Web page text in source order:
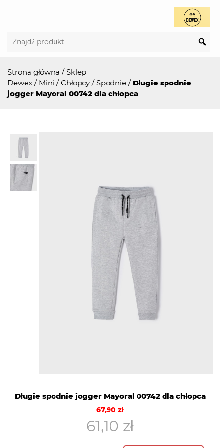
Strona główna /Sklep
Dewex / Mini /Chłopcy /Spodnie / Długie spodnie
jogger Mayoral 00742 dla chłopca
Długie spodnie jogger Mayoral 00742 dla chłopca
67,90zł
Pierwotna
cena
wynosiła:
61,10 zł
Aktualna
cena
wynosi: